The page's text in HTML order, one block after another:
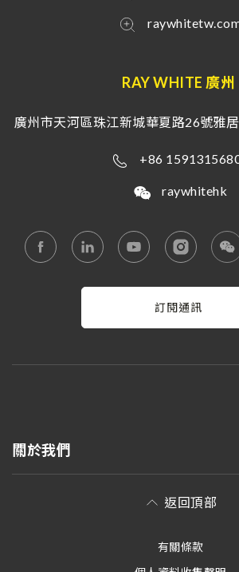
RAY WHITE 廣州
廣州市天河區珠江新城華夏路26號雅
+86
raywhitehk
訂閱通訊
關於我們
返回頂部
有關條款